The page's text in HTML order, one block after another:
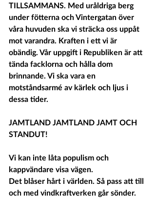
TILLSAMMANS. Med uråldriga berg
under fötterna och Vintergatan över
våra huvuden ska vi sträcka oss uppåt
mot varandra. Kraften i ett vi är
obändig. Vår uppgift i Republiken är att
tända facklorna och hålla dom
brinnande. Vi ska vara en
motståndsarmé av kärlek och ljus i
dessa tider.
JAMTLAND JAMTLAND JAMT OCH
STANDUT!
Vi kan inte låta populism och
kappvändare visa vägen.
Det blåser hårt i världen. Så pass att till
och med vindkraftverken går sönder.